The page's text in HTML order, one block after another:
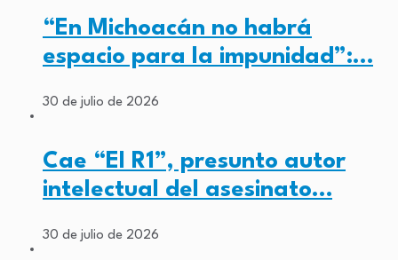
“En Michoacán no habrá
espacio para la impunidad”:…
30 de julio de 2026
Cae “El R1”, presunto autor
intelectual del asesinato…
30 de julio de 2026